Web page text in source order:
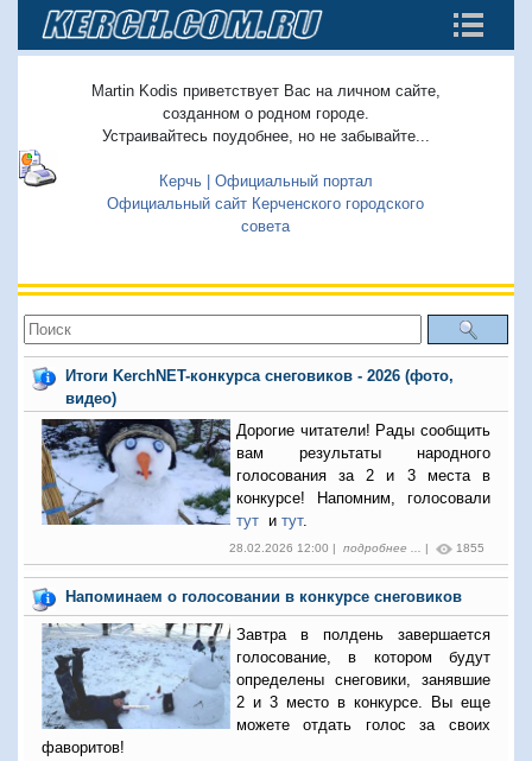
Martin Kodis приветствует Вас на личном сайте,
созданном о родном городе.
Устраивайтесь поудобнее, но не забывайте...
Керчь | Официальный портал
Официальный сайт Керченского городского
совета
Итоги KerchNET-конкурса снеговиков - 2026 (фото,
видео)
Дорогие читатели! Рады сообщить
вам результаты народного
голосования за 2 и 3 места в
конкурсе! Напомним, голосовали
тути тут.
28.02.2026 12:00 | подробнее ... | 1855
Напоминаем о голосовании в конкурсе снеговиков
Завтра в полдень завершается
голосование, в котором будут
определены снеговики, занявшие
2 и 3 место в конкурсе. Вы еще
можете отдать голос за своих
фаворитов!